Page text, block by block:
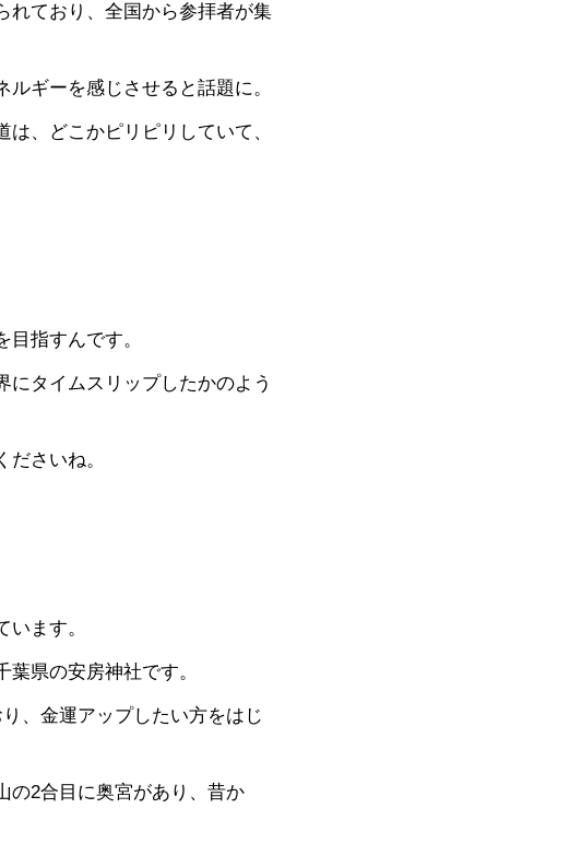
れており、全国から参拝者が集
ギーを感じさせると話題に。
、どこかピリピリしていて、
指すんです。
タイムスリップしたかのよう
さいね。
ます。
県の安房神社です。
、金運アップしたい方をはじ
の2合目に奥宮があり、昔か